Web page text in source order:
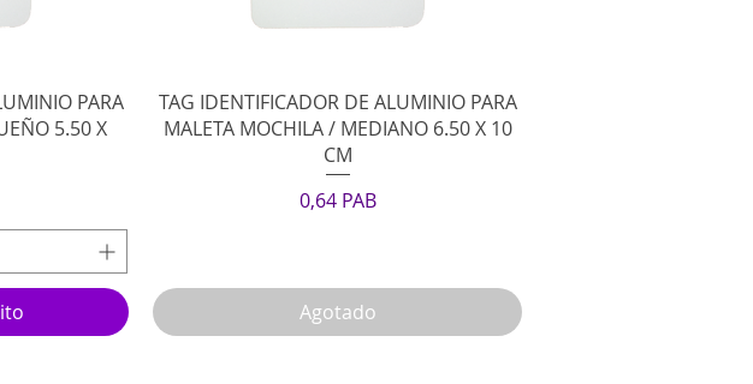
PARA
5.50 X
Vista rápida
TAG IDENTIFICADOR DE ALUMINIO PARA
MALETA MOCHILA / MEDIANO 6.50 X 10
CM
Precio
0,64 PAB
Agotado